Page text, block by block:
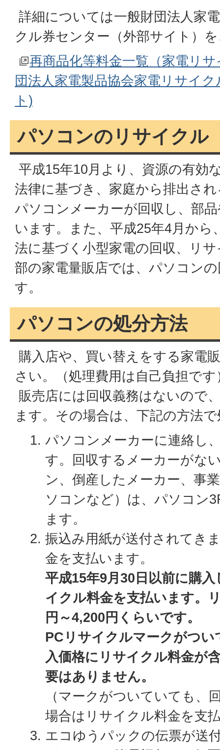
詳細については一般財団法人家
クル券センター（外部サイト）
再商品化等料金一覧（家電リ
団法人家電製品協会家電リサイ
ト)
パソコンのリサイクル
平成15年10月より、資源の有効
法律に基づき、家庭から排出さ
パソコンメーカーが回収し、部
います。また、平成25年4月から
法に基づく小型家電の回収、リ
部の家電量販店では、パソコン
す。
パソコンの処分方法
購入店や、買い替えをする家電
さい。（処理費用は自己負担です
販売店には回収義務はないので
ます。その場合は、下記の方法
パソコンメーカーに連絡し
す。回収するメーカーがな
ン、倒産したメーカー、事
ソコンなど）は、パソコン
ます。
振込み用紙が送付されてき
金を支払います。
平成15年9月30日以前に購
イクル料金を支払います。
円～4,200円くらいです。
PCリサイクルマークがつ
入価格にリサイクル料金が
要はありません。
（マークがついていても、
場合はリサイクル料金を支
エコゆうパックの伝票が送